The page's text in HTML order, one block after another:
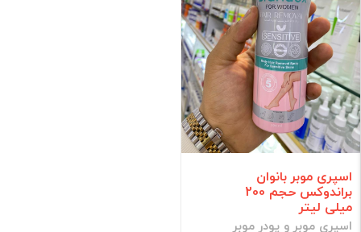
اسپری موبر بانوان
براندوکس حجم 200
میلی لیتر
اسپری موبر و پودر موبر